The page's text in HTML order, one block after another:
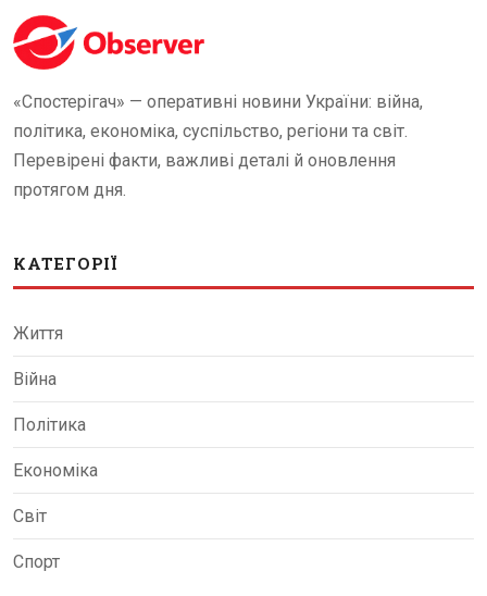
«Спостерігач» — оперативні новини України: війна,
політика, економіка, суспільство, регіони та світ.
Перевірені факти, важливі деталі й оновлення
протягом дня.
КАТЕГОРІЇ
Життя
Війна
Політика
Економіка
Світ
Спорт